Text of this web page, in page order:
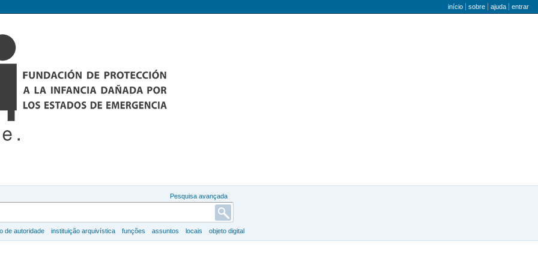
menu do utilizador
início sobre ajuda entrar
Pesquisa avançada
de autoridade instituição arquivística funções assuntos locais objeto digital